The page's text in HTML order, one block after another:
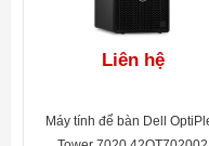
Liên hệ
Máy tính để bàn Dell